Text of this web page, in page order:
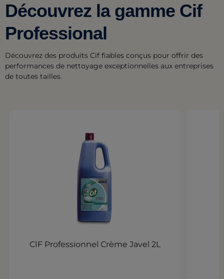
Découvrez la gamme Cif
Professional
Découvrez des produits Cif fiables conçus pour offrir des
performances de nettoyage exceptionnelles aux entreprises
de toutes tailles.
CIF Professionnel Crème Javel 2L